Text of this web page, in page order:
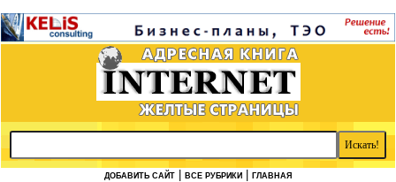
ДОБАВИТЬ САЙТ ВСЕ РУБРИКИ
ГЛАВНАЯ